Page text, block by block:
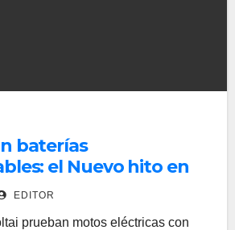
baterías
el Nuevo hito en
milla
EDITOR
prueban motos eléctricas con